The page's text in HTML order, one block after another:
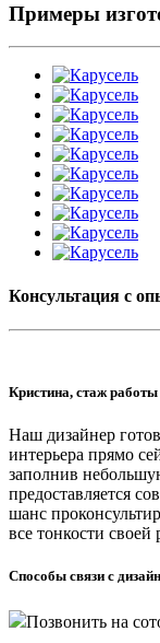
Примеры
Консультация с
Кристина, стаж работы
Наш дизайнер
интерьера прямо
заполнив
предоставляется
шанс
все тонкости своей
Способы связи с
Позвонить на